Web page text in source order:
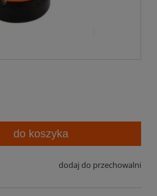
do koszyka
dodaj do przechowalni